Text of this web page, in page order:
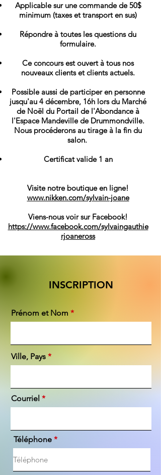
INSCRIPTION
Prénom et Nom
Ville, Pays
Courriel
Téléphone
Applicable sur une commande de 50$
minimum (taxes et transport en sus)
Répondre à toutes les questions du
formulaire.
Ce concours est ouvert à tous nos
nouveaux clients et clients actuels.
Possible aussi de participer en personne
jusqu'au 4 décembre, 16h lors du Marché
de Noël du Portail de l'Abondance à
l'Espace Mandeville de Drummondville.
Nous procéderons au tirage à la fin du
salon.
Certificat valide 1 an
Visite notre boutique en ligne!
www.nikken.com/sylvain-joane
Viens-nous voir sur Facebook!
https://www.facebook.com/sylvaingauthie
rjoaneross